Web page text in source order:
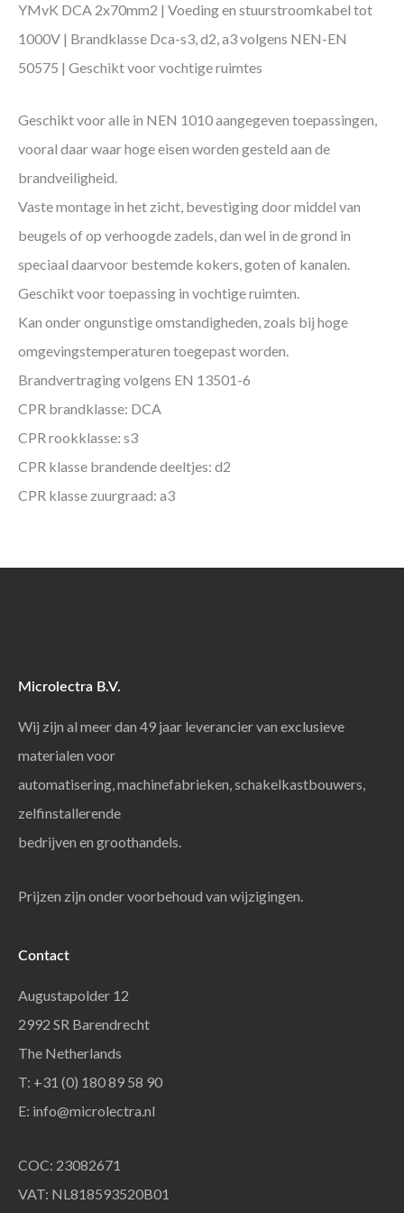
YMvK DCA 2x70mm2 | Voeding en stuurstroomkabel tot
1000V | Brandklasse Dca-s3, d2, a3 volgens NEN-EN
50575 | Geschikt voor vochtige ruimtes
Geschikt voor alle in NEN 1010 aangegeven toepassingen,
vooral daar waar hoge eisen worden gesteld aan de
brandveiligheid.
Vaste montage in het zicht, bevestiging door middel van
beugels of op verhoogde zadels, dan wel in de grond in
speciaal daarvoor bestemde kokers, goten of kanalen.
Geschikt voor toepassing in vochtige ruimten.
Kan onder ongunstige omstandigheden, zoals bij hoge
omgevingstemperaturen toegepast worden.
Brandvertraging volgens EN 13501-6
CPR brandklasse: DCA
CPR rookklasse: s3
CPR klasse brandende deeltjes: d2
CPR klasse zuurgraad: a3
Microlectra B.V.
Wij zijn al meer dan 49 jaar leverancier van exclusieve
materialen voor
automatisering, machinefabrieken, schakelkastbouwers,
zelfinstallerende
bedrijven en groothandels.
Prijzen zijn onder voorbehoud van wijzigingen.
Contact
Augustapolder 12
2992 SR Barendrecht
The Netherlands
T: +31 (0) 180 89 58 90
E: info@microlectra.nl
COC: 23082671
VAT: NL818593520B01